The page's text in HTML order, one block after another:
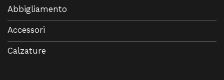
Abbigliamento
Accessori
Calzature